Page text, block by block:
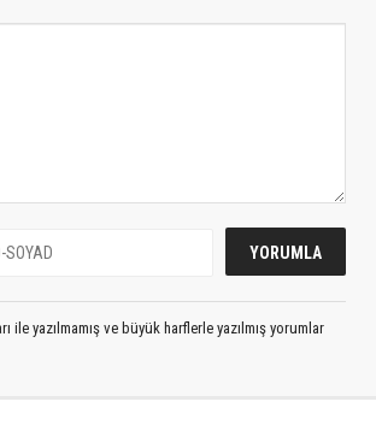
yazılmamış ve büyük harflerle yazılmış yorumlar